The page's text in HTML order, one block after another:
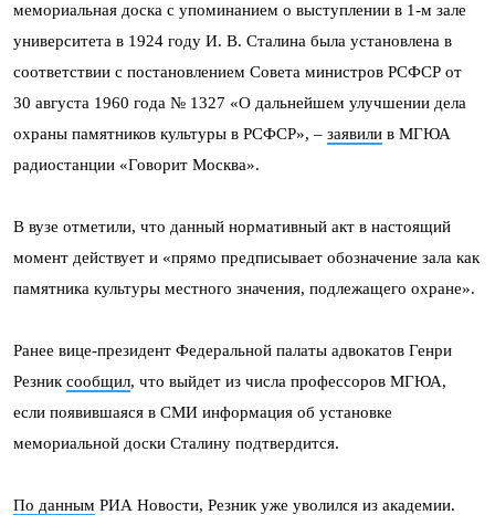
мемориальная доска с упоминанием о выступлении в 1-м зале
университета в 1924 году И. В. Сталина была установлена в
соответствии с постановлением Совета министров РСФСР от
30 августа 1960 года № 1327 «О дальнейшем улучшении дела
охраны памятников культуры в РСФСР», – заявили в МГЮА
радиостанции «Говорит Москва».
В вузе отметили, что данный нормативный акт в настоящий
момент действует и «прямо предписывает обозначение зала как
памятника культуры местного значения, подлежащего охране».
Ранее вице-президент Федеральной палаты адвокатов Генри
Резник сообщил, что выйдет из числа профессоров МГЮА,
если появившаяся в СМИ информация об установке
мемориальной доски Сталину подтвердится.
По данным РИА Новости, Резник уже уволился из академии.